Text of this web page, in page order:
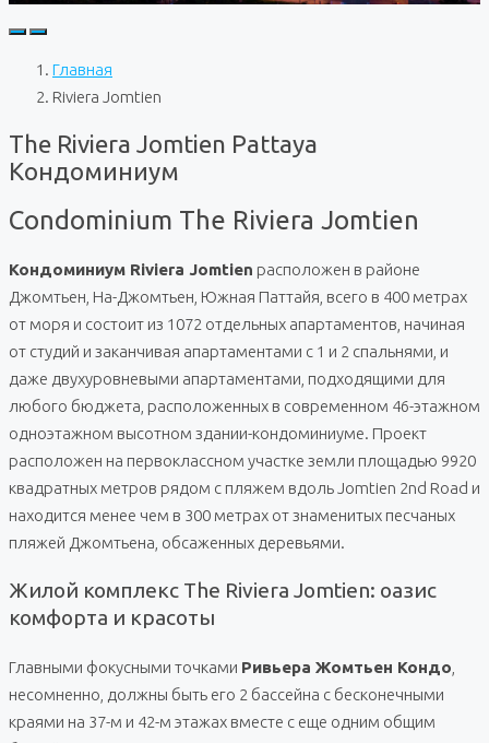
Главная
Riviera Jomtien
The Riviera Jomtien Pattaya
Кондоминиум
Condominium The Riviera Jomtien
Кондоминиум Riviera Jomtien расположен в районе
Джомтьен, На-Джомтьен, Южная Паттайя, всего в 400 метрах
от моря и состоит из 1072 отдельных апартаментов, начиная
от студий и заканчивая апартаментами с 1 и 2 спальнями, и
даже двухуровневыми апартаментами, подходящими для
любого бюджета, расположенных в современном 46-этажном
одноэтажном высотном здании-кондоминиуме. Проект
расположен на первоклассном участке земли площадью 9920
квадратных метров рядом с пляжем вдоль Jomtien 2nd Road и
находится менее чем в 300 метрах от знаменитых песчаных
пляжей Джомтьена, обсаженных деревьями.
Жилой комплекс The Riviera Jomtien: оазис
комфорта и красоты
Главными фокусными точками Ривьера Жомтьен Кондо
несомненно, должны быть его 2 бассейна с бесконечными
краями на 37-м и 42-м этажах вместе с еще одним общим